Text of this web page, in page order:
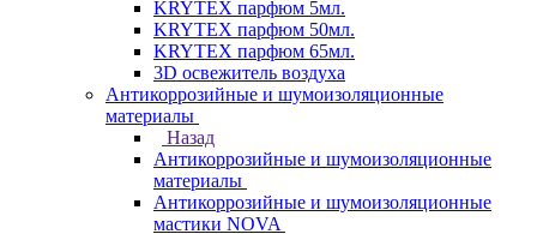
KRYTEX парфюм 5мл.
KRYTEX парфюм 50мл.
KRYTEX парфюм 65мл.
3D освежитель воздуха
Антикоррозийные и шумоизоляционные
материалы
Назад
Антикоррозийные и шумоизоляционные
материалы
Антикоррозийные и шумоизоляционные
мастики NOVA